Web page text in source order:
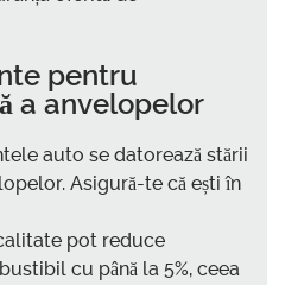
pentru
a anvelopelor
auto se datorează stării
Asigură-te că ești în
pot reduce
cu până la 5%, ceea